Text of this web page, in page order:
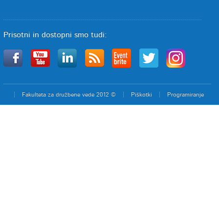
Prisotni in dostopni smo tudi:
Fakulteta za družbene vede 2012 © Piškotki Programiranje